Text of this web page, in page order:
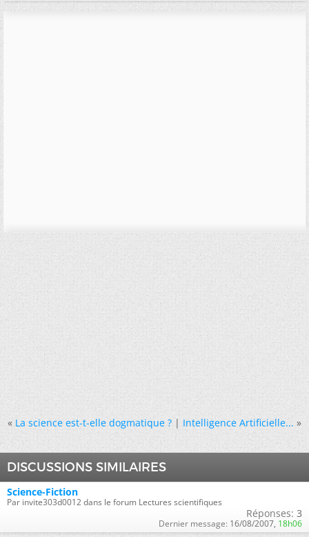
« La science est-t-elle dogmatique ?|Intelligence Artificielle... »
DISCUSSIONS SIMILAIRES
Science-Fiction
Par invite303d0012 dans le forum Lectures scientifiques
Réponses: 3
Dernier message: 16/08/2007, 18h06